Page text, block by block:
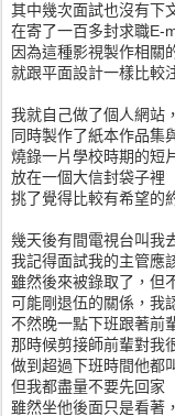
其中幾次面試也沒有下
在寄了一百多封求職E-
因為這種影視製作相關
就跟平面設計一樣比較
我就自己做了個人網站
同時製作了紙本作品集
燒錄一片學校時期的短
放在一個大信封袋子裡
挑了覺得比較有希望的
幾天後有間電視台叫我
我記得面試我的主管應
雖然後來被錄取了，但
可能剛退伍的關係，我
不然晚一點下班跟著前
那時候剪接師前輩對我
做到超過下班時間他都
但我都盡量不要先回家
雖然坐他後面只是看著